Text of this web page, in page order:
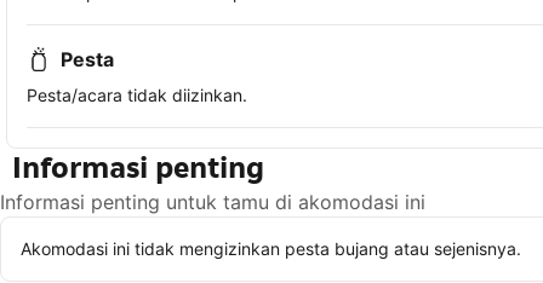
Pesta
Pesta/acara tidak diizinkan.
Informasi penting
Informasi penting untuk tamu di akomodasi ini
Akomodasi ini tidak mengizinkan pesta bujang atau sejenisnya.